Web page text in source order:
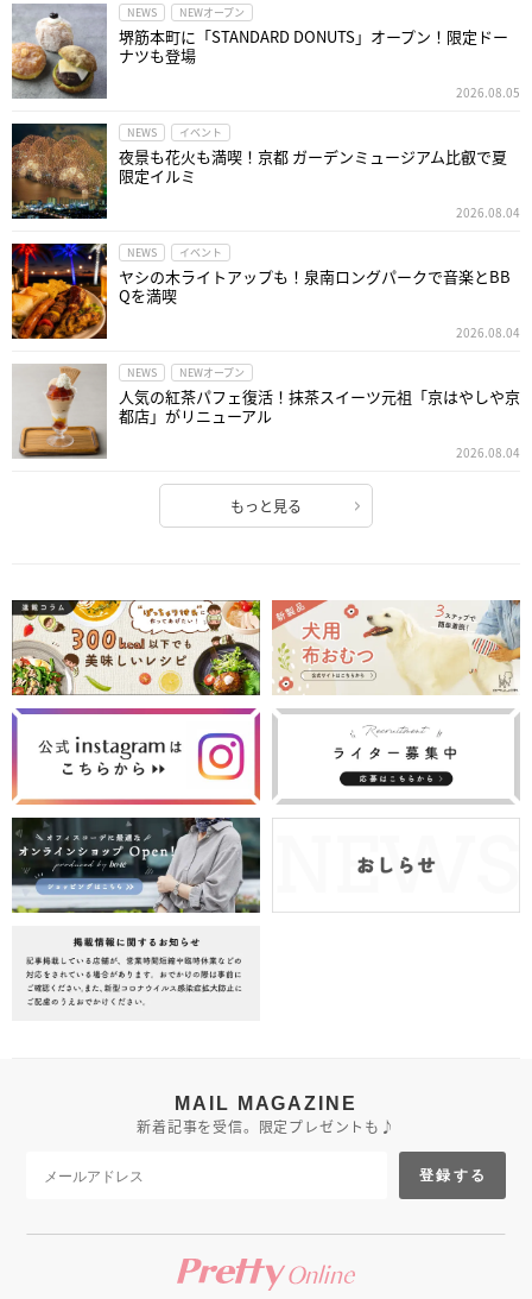
NEWS NEWオープン
堺筋本町に「STANDARD DONUTS」オープン！限定ドー
ナツも登場
2026.08.05
NEWS イベント
夜景も花火も満喫！京都 ガーデンミュージアム比叡で夏
限定イルミ
2026.08.04
NEWS イベント
ヤシの木ライトアップも！泉南ロングパークで音楽とBB
Qを満喫
2026.08.04
NEWS NEWオープン
人気の紅茶パフェ復活！抹茶スイーツ元祖「京はやしや京
都店」がリニューアル
2026.08.04
もっと見る
MAIL MAGAZINE
新着記事を受信。限定プレゼントも♪
登録する